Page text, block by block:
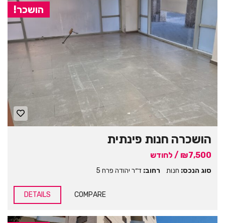
הושכר!
הושכרה חנות פינתית
₪7,500 / לחודש
סוג הנכס: חנות רחוב: ד״ר יהודה פרח 5
COMPARE
DETAILS